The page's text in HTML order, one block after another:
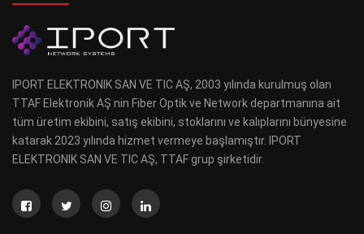
IPORT ELEKTRONIK SAN VE TIC AŞ, 2003 yılında kurulmuş olan
TTAF Elektronik AŞ nin Fiber Optik ve Network departmanına ait
tüm üretim ekibini, satış ekibini, stoklarını ve kalıplarını bünyesine
katarak 2023 yılında hizmet vermeye başlamıştır. IPORT
ELEKTRONIK SAN VE TIC AŞ, TTAF grup şirketidir.